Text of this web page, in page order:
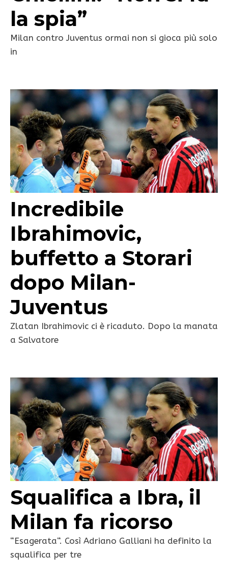
la spia”
Milan contro Juventus ormai non si gioca più solo
in
Incredibile
Ibrahimovic,
buffetto a Storari
dopo Milan-
Juventus
Zlatan Ibrahimovic ci è ricaduto. Dopo la manata
a Salvatore
Squalifica a Ibra, il
Milan fa ricorso
“Esagerata“. Così Adriano Galliani ha definito la
squalifica per tre